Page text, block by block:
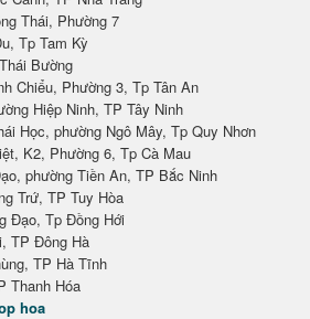
Thái, Phường 7
Tp Tam Kỳ
Bường
Chiểu, Phường 3, Tp Tân An
Hiệp Ninh, TP Tây Ninh
Học, phường Ngô Mây, Tp Quy Nhơn
K2, Phường 6, Tp Cà Mau
phường Tiền An, TP Bắc Ninh
Trứ, TP Tuy Hòa
Đạo, Tp Đồng Hới
TP Đông Hà
TP Hà Tĩnh
Thanh Hóa
hoa